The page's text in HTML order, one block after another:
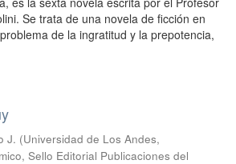
Se trata de una novela de ficción en
de la ingratitud y la prepotencia,
J. (Universidad de Los Andes,
Sello Editorial Publicaciones del